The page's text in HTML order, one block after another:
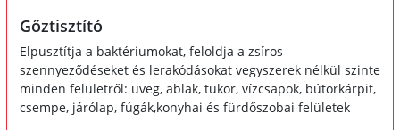
Gőztisztító
Elpusztítja a baktériumokat, feloldja a zsíros
szennyeződéseket és lerakódásokat vegyszerek nélkül szinte
minden felületről: üveg, ablak, tükör, vízcsapok, bútorkárpit,
csempe, járólap, fúgák,konyhai és fürdőszobai felületek